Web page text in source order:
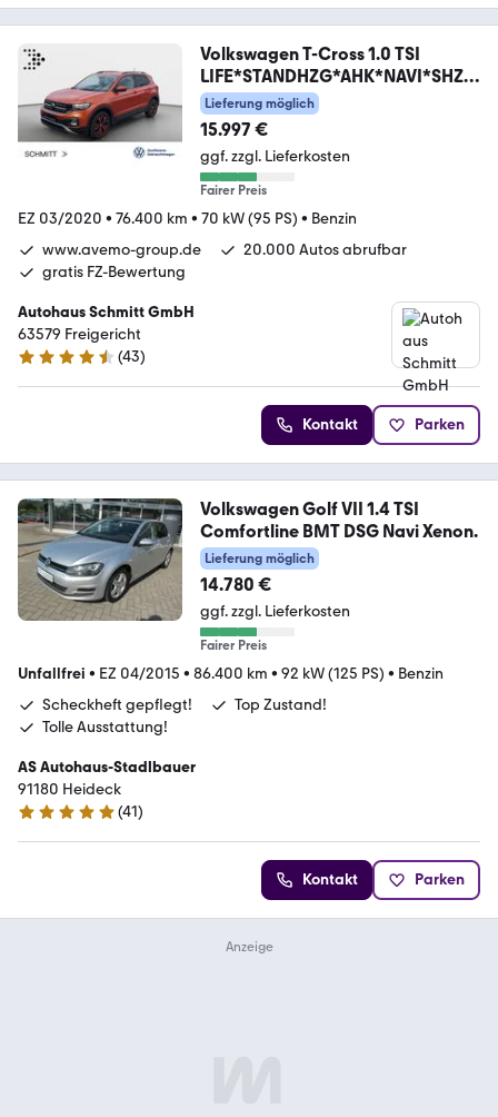
Volkswagen T-Cross 1.0 TSI
LIFE*STANDHZG*AHK*NAVI*SHZ*
KLIMA
Lieferung möglich
15.997 €
ggf. zzgl. Lieferkosten
Fairer Preis
EZ 03/2020 • 76.400 km • 70 kW (95 PS) • Benzin
www.avemo-group.de
20.000 Autos abrufbar
gratis FZ-Bewertung
Autohaus Schmitt GmbH
63579 Freigericht
4.7 Sterne
(43)
Kontakt Parken
Volkswagen Golf VII 1.4 TSI
Comfortline BMT DSG Navi Xenon.
Lieferung möglich
14.780 €
ggf. zzgl. Lieferkosten
Fairer Preis
Unfallfrei • EZ 04/2015 • 86.400 km • 92 kW (125 PS) • Benzin
Scheckheft gepflegt!
Top Zustand!
Tolle Ausstattung!
AS Autohaus-Stadlbauer
91180 Heideck
5 Sterne
(41)
Kontakt Parken